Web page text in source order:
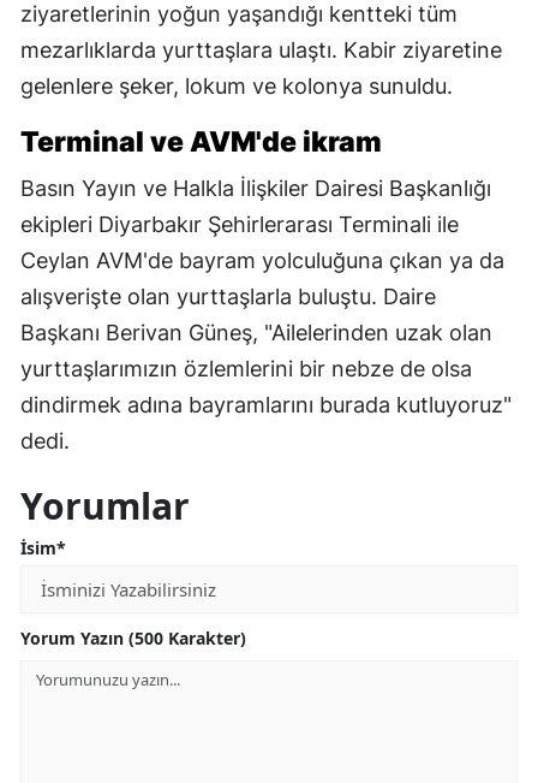
ziyaretlerinin yoğun yaşandığı kentteki tüm
mezarlıklarda yurttaşlara ulaştı. Kabir ziyaretine
gelenlere şeker, lokum ve kolonya sunuldu.
Terminal ve AVM'de ikram
Basın Yayın ve Halkla İlişkiler Dairesi Başkanlığı
ekipleri Diyarbakır Şehirlerarası Terminali ile
Ceylan AVM'de bayram yolculuğuna çıkan ya da
alışverişte olan yurttaşlarla buluştu. Daire
Başkanı Berivan Güneş, "Ailelerinden uzak olan
yurttaşlarımızın özlemlerini bir nebze de olsa
dindirmek adına bayramlarını burada kutluyoruz"
dedi.
Yorumlar
İsim*
Yorum Yazın (500 Karakter)